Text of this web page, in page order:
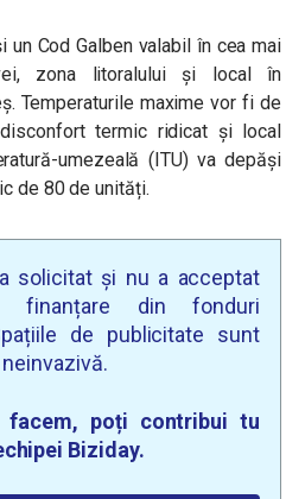
un Cod Galbenvalabil în cea mai
zona litoralului și local în
Temperaturile maxime vor fi de
termic ridicat și local
umezeală (ITU) va depăși
de 80 de unități.
solicitat și nu a acceptat
din fonduri
de publicitate sunt
facem, poți contribui tu
Biziday.